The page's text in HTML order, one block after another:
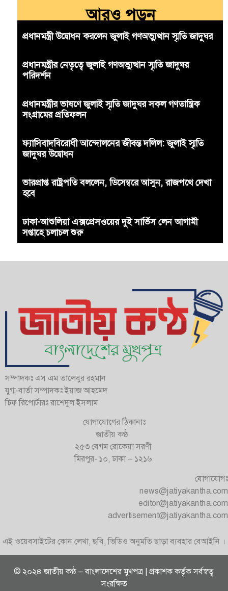
আরও পড়ুন
প্রধানমন্ত্রী উদ্বোধন করলেন জুলাই গণঅভ্যুত্থান স্মৃতি জাদুঘর
প্রধানমন্ত্রীর নেতৃত্বে জুলাই গণঅভ্যুত্থান স্মৃতি জাদুঘর
পরিদর্শন
প্রধানমন্ত্রীর ভাষণে জুলাই স্মৃতি জাদুঘর সকল গণতান্ত্রিক
সংগ্রামের প্রতিফলন
ফ্যাসিবাদবিরোধী আন্দোলনের জীবন্ত দলিল: জুলাই স্মৃতি
জাদুঘর উদ্বোধন
ভারপ্রাপ্ত রাষ্ট্রপতি বললেন, ডিসেম্বরে আসুন, রাজপথে দেখা
হবে
ঢাকা-আশুলিয়া এক্সপ্রেসওয়ের দুই সার্ভিস লেন আগামী
সপ্তাহে চলাচল শুরু
সম্পাদকঃ এস এম তালেবুর রহমান
যুগ্ম-বার্তা সম্পাদকঃ ইয়াজ আহমেদ
চিফ রিপোর্টারঃ রাশেদুল ইসলাম
যোগাযোগের ঠিকানাঃ
জাতীয় কণ্ঠ
২৫৩ বেগম রোকেয়া সরণী
মিরপুর- ১০, ঢাকা – ১২১৬
যোগাযোগঃ
news@jatiyakantha.com
editor@jatiyakantha.com
advertisement@jatiyakantha.com
এই ওয়েবসাইটের কোন লেখা, ছবি, ভিডিও অনুমতি ছাড়া ব্যবহার বেআইনি ।
© ২০২৪ জাতীয় কণ্ঠ – বাংলাদেশের মুখপত্র | প্রকাশক কর্তৃক সর্বস্বত্ব
সংরক্ষিত